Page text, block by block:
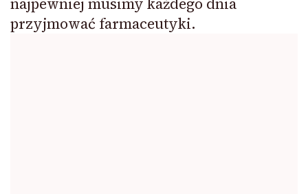
przyjmować farmaceutyki.